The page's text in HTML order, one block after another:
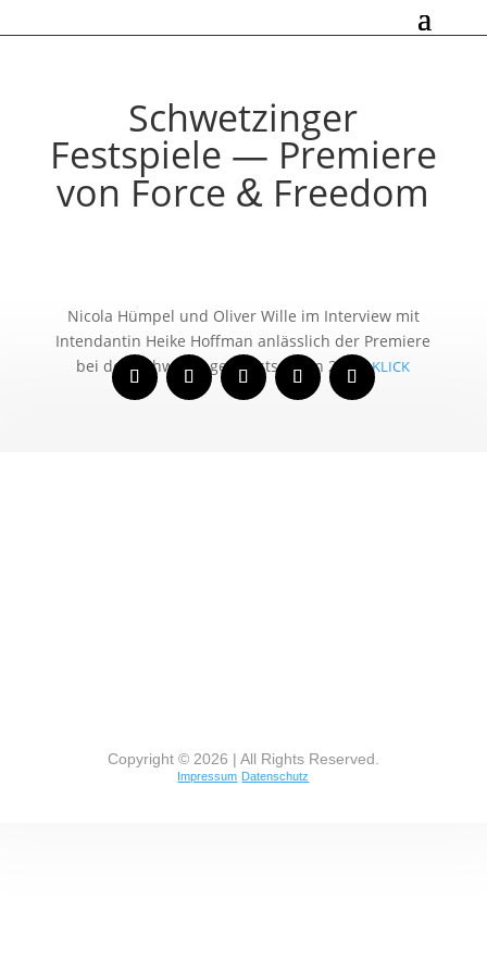
Schwetzinger
Festspiele — Premiere
von Force & Freedom
Nicola Hümpel und Oliver Wille im Interview mit
Intendantin Heike Hoffman anläss­lich der Premiere
bei den Schwetzingen Festspielen 2020:KLICK
Copyright © 2026 | All Rights Reserved.
Impressum Datenschutz